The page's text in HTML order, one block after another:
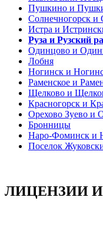
Пушкино и
Солнечногорск и
Истра и
Руза и Рузский
Одинцово и
Лобня
Ногинск и
Раменское и
Щелково и
Красногорск и
Орехово Зуево и
Бронницы
Наро-Фоминск и
Поселок
ЛИЦЕНЗИИ